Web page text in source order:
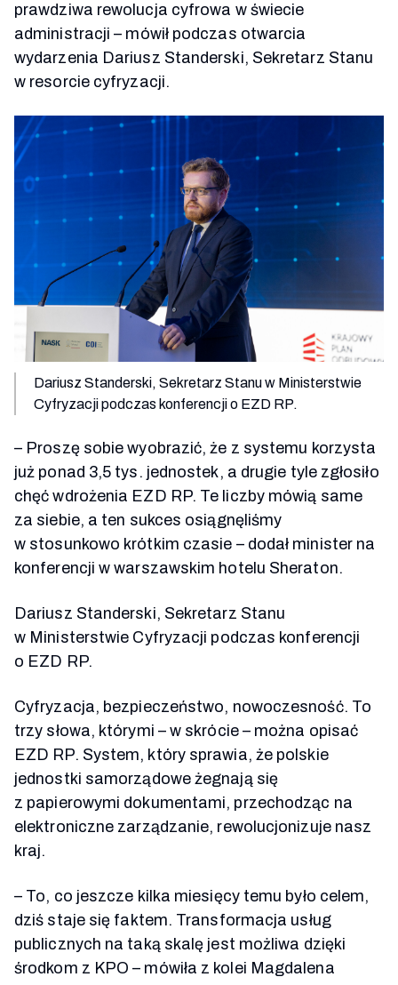
prawdziwa rewolucja cyfrowa w świecie
administracji– mówił podczas otwarcia
wydarzenia Dariusz Standerski, Sekretarz Stanu
w resorcie cyfryzacji.
Dariusz Standerski, Sekretarz Stanu w Ministerstwie
Cyfryzacji podczas konferencji o EZD RP.
– Proszę sobie wyobrazić, że z systemu korzysta
już ponad 3,5 tys. jednostek, a drugie tyle zgłosiło
chęć wdrożenia EZD RP. Te liczby mówią same
za siebie, a ten sukces osiągnęliśmy
w stosunkowo krótkim czasie –dodał minister na
konferencji w warszawskim hotelu Sheraton.
Dariusz Standerski, Sekretarz Stanu
w Ministerstwie Cyfryzacji podczas konferencji
o EZD RP.
Cyfryzacja, bezpieczeństwo, nowoczesność. To
trzy słowa, którymi –w skrócie – można opisać
EZD RP. System, który sprawia, że polskie
jednostki samorządowe żegnają się
z papierowymi dokumentami, przechodząc na
elektroniczne zarządzanie, rewolucjonizuje nasz
kraj.
– To, co jeszcze kilka miesięcy temu było celem,
dziś staje się faktem. Transformacja usług
publicznych na taką skalę jest możliwa dzięki
środkom z KPO– mówiła z kolei Magdalena